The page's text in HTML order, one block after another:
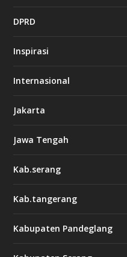
DPRD
Inspirasi
Internasional
Jakarta
Jawa Tengah
Kab.serang
Kab.tangerang
Kabupaten Pandeglang